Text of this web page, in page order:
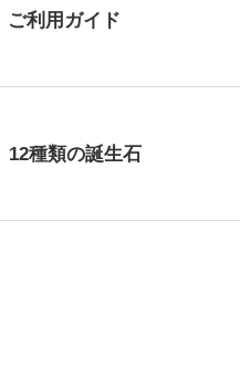
ご利用ガイド
12種類の誕生石